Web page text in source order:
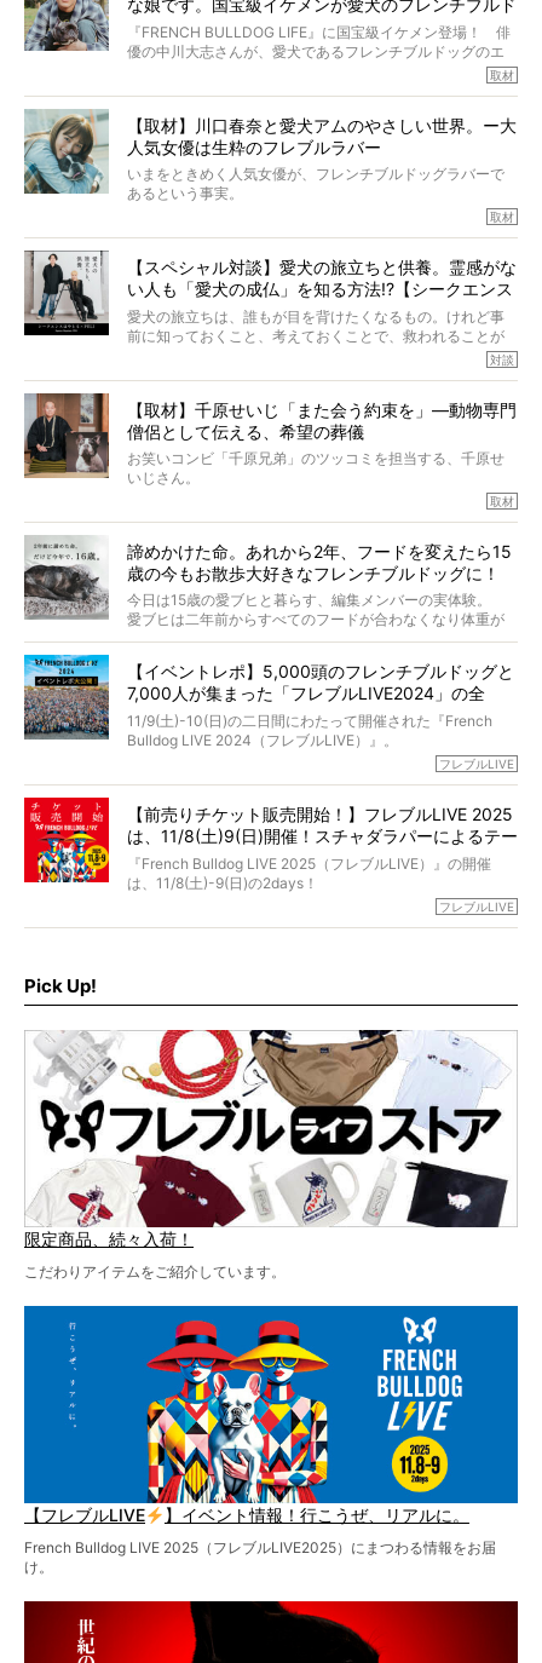
その悲しみをいますぐ解消することはできないが、話をき
いて、泣いたり笑ったりするのもいいだろう。
こんな子だった、こんなにいい子だった、ほんとうに愛し
ていたと。
ぼくらは上沼恵美子さんのご自宅へ伺って、お話をきこう
と思った。
な娘です。国宝級イケメンが愛犬のフレンチブルド
ッグと一緒に登場
『FRENCH BULLDOG LIFE』に国宝級イケメン登場！ 俳
優の中川大志さんが、愛犬であるフレンチブルドッグのエ
マちゃん（2歳の女の子）にメロメロとの情報を聞きつけ、
カエピソードが次から次へと飛び出しました。
取材
【取材】川口春奈と愛犬アムのやさしい世界。ー大
人気女優は生粋のフレブルラバー
いまをときめく人気女優が、フレンチブルドッグラバーで
あるという事実。
とりを目の当たりにするほどに、そのフレンチブルドッグ
愛がわたしたちのそれとまったく同じであることに、なん
だかうれしくなってしまったのでした。
春奈さんとアムちゃんのすてきな暮らしを、BUHI編集長の
小西がいつくしみながら、切り取らせていただきます。
取材
【スペシャル対談】愛犬の旅立ちと供養。霊感がな
い人も「愛犬の成仏」を知る方法!?【シークエンス
はやとも×PELI】
愛犬の旅立ちは、誰もが目を背けたくなるもの。けれど事
前に知っておくこと、考えておくことで、救われることが
力をもつお笑い芸人「シークエンスはやとも」さんに、愛
犬の旅立ちや供養についてインタビュー。
インタビュアー兼対談相手は、大の犬好きで心霊分野の知
識にも長けているPELIさん。
「愛犬が旅立ったあと、ベッドやおもちゃはどうすればい
くれる？」
さらには、霊感がない人でも愛犬が成仏したことを知る方
法まで。
お笑い芸人だからこそ暗くなりすぎない、むしろ心がスッ
と軽くなる。
永久保存版のスペシャル対談です！
対談
【取材】千原せいじ「また会う約束を」―動物専門
僧侶として伝える、希望の葬儀
お笑いコンビ「千原兄弟」のツッコミを担当する、千原せ
いじさん。
た。
僧侶としての名は「靖賢（せいけん）」。
当時54歳という年齢にして、なぜ動物専門僧侶という道を
選んだのか。
また、愛犬の旅立ちとどのように向き合うべきなのか。
た。
取材
諦めかけた命。あれから2年、フードを変えたら15
歳の今もお散歩大好きなフレンチブルドッグに！
今日は15歳の愛ブヒと暮らす、編集メンバーの実体験。
愛ブヒは二年前からすべてのフードが合わなくなり体重が
激減。検査をしても異常はなく「年齢のせいですね…」と言
もう諦めるしかないのかな…そんなとき、我が家に届いたの
が「THE fu-do(ザ・フード)」の試食品でした。
そして「THE fu-do(ザ・フード)」を食べつづけて二年、愛
ブヒは15歳になり、今も元気にお散歩をしています。
今回は、二年前の絶望から今までを包み隠さず、時系列で
【イベントレポ】5,000頭のフレンチブルドッグと
7,000人が集まった「フレブルLIVE2024」の全
貌！
11/9(土)-10(日)の二日間にわたって開催された『French
Bulldog LIVE 2024（フレブルLIVE）』。
今年はのべ5,000頭のフレンチブルドッグと7,000人のフレ
day1の司会はフレブルラバーのロッチさん。day2の音楽フ
ェスには世代ど真ん中のPUFFYが出演するなど、例年以上
に豪華なラインナップ。
北は北海道、南は鹿児島県から。全国のフレンチブルドッ
グが一堂に会した「フレブルLIVE2024」の模様を、詳しく
フレブルLIVE
【前売りチケット販売開始！】フレブルLIVE 2025
は、11/8(土)9(日)開催！スチャダラパーによるテー
マソング制作も決定
『French Bulldog LIVE 2025（フレブルLIVE）』の開催
は、11/8(土)-9(日)の2days！
お得な前売りチケット、いよいよ販売スタートです！
ど、内容盛りだくさんでお送りしていますので、最後まで
お見逃しなく！
フレブルLIVE
Pick Up!
限定商品、続々入荷！
こだわりアイテムをご紹介しています。
【フレブルLIVE 】イベント情報！行こうぜ、リアルに。
French Bulldog LIVE 2025（フレブルLIVE2025）にまつわる情報をお届
け。